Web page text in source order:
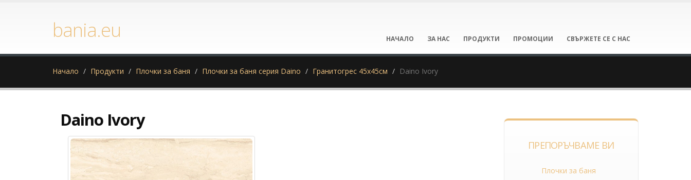
bania.eu НАЧАЛО ЗА НАС ПРОДУКТИ ПРОМОЦИИ СВЪРЖЕТЕ СЕ С НАС
Начало Продукти Плочки за баня Плочки за баня серия Daino Гранитогрес 45х45см Daino Ivory
Daino Ivory
ПРЕПОРЪЧВАМЕ ВИ
Плочки за баня